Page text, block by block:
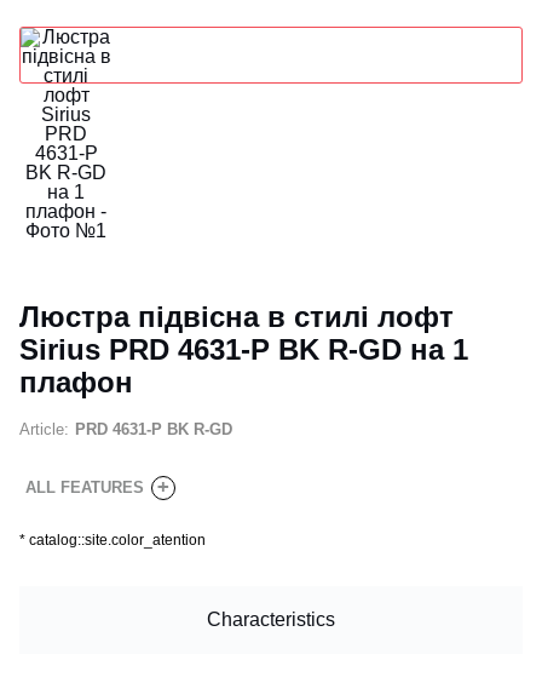
Люстра підвісна в стилі лофт
Sirius PRD 4631-P BK R-GD на 1
плафон
Article: PRD 4631-P BK R-GD
ALL FEATURES +
* catalog::site.color_atention
Characteristics